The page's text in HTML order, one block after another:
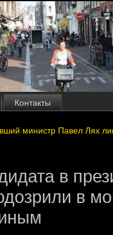
Контакты
министр Павел Лях
в
в